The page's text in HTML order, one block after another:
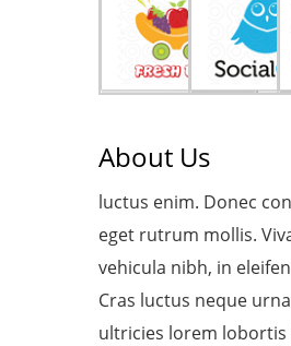
About Us
luctus enim. Donec
eget rutrum mollis.
vehicula nibh, in
Cras luctus neque
ultricies lorem lobortis